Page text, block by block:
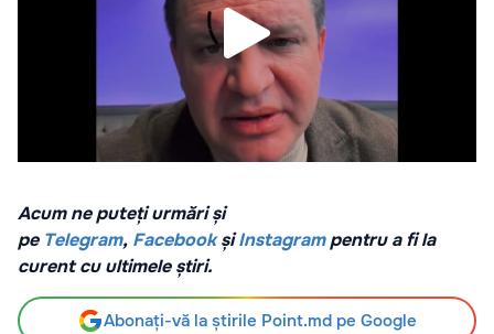
Acum ne puteți urmări și
pe Telegram, Facebook șiInstagrampentru a fi la
curent cu ultimele știri.
Abonați-vă la știrile Point.md pe Google